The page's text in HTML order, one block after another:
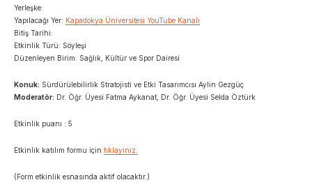
Yerleşke:
Yapılacağı Yer: Kapadokya Üniversitesi YouTube Kanalı
Bitiş Tarihi:
Etkinlik Türü: Söyleşi
Düzenleyen Birim: Sağlık, Kültür ve Spor Dairesi
Konuk: Sürdürülebilirlik Stratojisti ve Etki Tasarımcısı Aylin Gezgüç
Moderatör: Dr. Öğr. Üyesi Fatma Aykanat, Dr. Öğr. Üyesi Selda Öztürk
Etkinlik puanı : 5
Etkinlik katılım formu için tıklayınız.
(Form etkinlik esnasında aktif olacaktır.)